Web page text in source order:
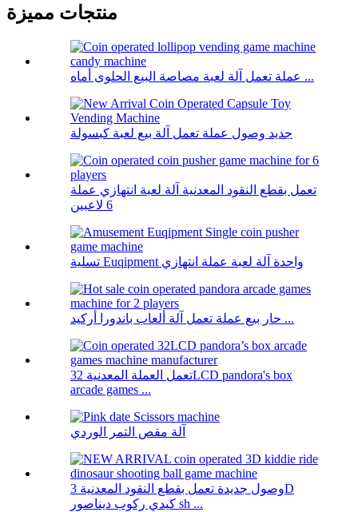
منتجات مميزة
عملة تعمل آلة لعبة مصاصة البيع الحلوى أماه ...
جديد وصول عملة تعمل آلة بيع لعبة كبسولة
تعمل بقطع النقود المعدنية آلة لعبة انتهازي عملة
6 لاعبين
تسلية Euqipment واحدة آلة لعبة عملة انتهازي
حار بيع عملة تعمل آلة ألعاب باندورا أركيد ...
تعمل العملة المعدنية 32LCD pandora's box
arcade games ...
آلة مقص التمر الوردي
وصول جديدة تعمل بقطع النقود المعدنية 3D
كيدي ركوب ديناصور sh ...